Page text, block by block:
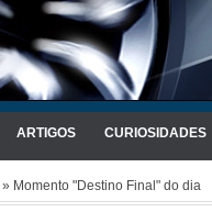
ARTIGOS CURIOSIDADES
» Momento "Destino Final" do dia